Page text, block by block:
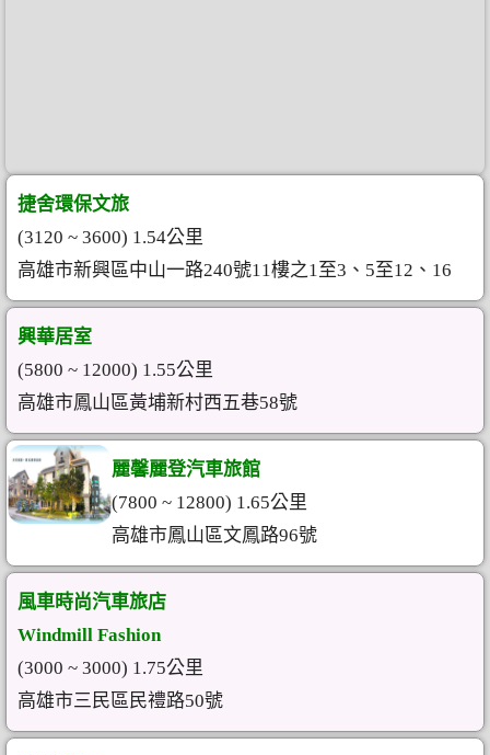
捷舍環保文旅
(3120 ~ 3600) 1.54公里
高雄市新興區中山一路240號11樓之1至3、5至12、16
興華居室
(5800 ~ 12000) 1.55公里
高雄市鳳山區黃埔新村西五巷58號
麗馨麗登汽車旅館
(7800 ~ 12800) 1.65公里
高雄市鳳山區文鳳路96號
風車時尚汽車旅店
Windmill Fashion
(3000 ~ 3000) 1.75公里
高雄市三民區民禮路50號